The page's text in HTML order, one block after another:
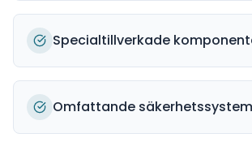
Specialtillverkade
Omfattande säkerhetssystem